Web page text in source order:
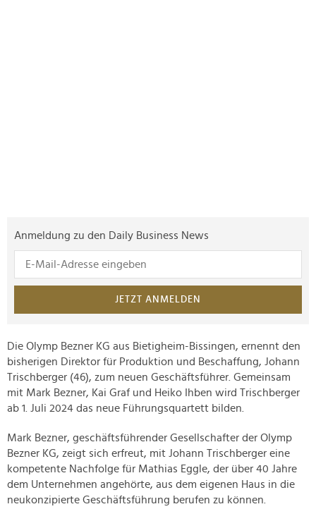
Anmeldung zu den Daily Business News
JETZT ANMELDEN
Die Olymp Bezner KG aus Bietigheim-Bissingen, ernennt den
bisherigen Direktor für Produktion und Beschaffung, Johann
Trischberger (46), zum neuen Geschäftsführer. Gemeinsam
mit Mark Bezner, Kai Graf und Heiko Ihben wird Trischberger
ab 1. Juli 2024 das neue Führungsquartett bilden.
Mark Bezner, geschäftsführender Gesellschafter der Olymp
Bezner KG, zeigt sich erfreut, mit Johann Trischberger eine
kompetente Nachfolge für Mathias Eggle, der über 40 Jahre
dem Unternehmen angehörte, aus dem eigenen Haus in die
neukonzipierte Geschäftsführung berufen zu können.